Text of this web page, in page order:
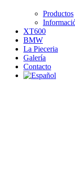
Productos
XT600
BMW
La Pieceria
Galería
Contacto